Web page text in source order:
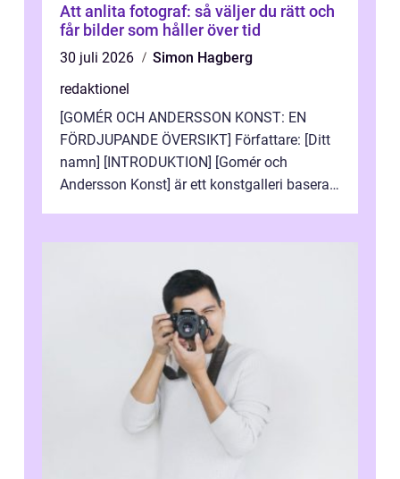
Att anlita fotograf: så väljer du rätt och
får bilder som håller över tid
30 juli 2026
Simon Hagberg
redaktionel
[GOMÉR OCH ANDERSSON KONST: EN
FÖRDJUPANDE ÖVERSIKT] Författare: [Ditt
namn] [INTRODUKTION] [Gomér och
Andersson Konst] är ett konstgalleri baserat